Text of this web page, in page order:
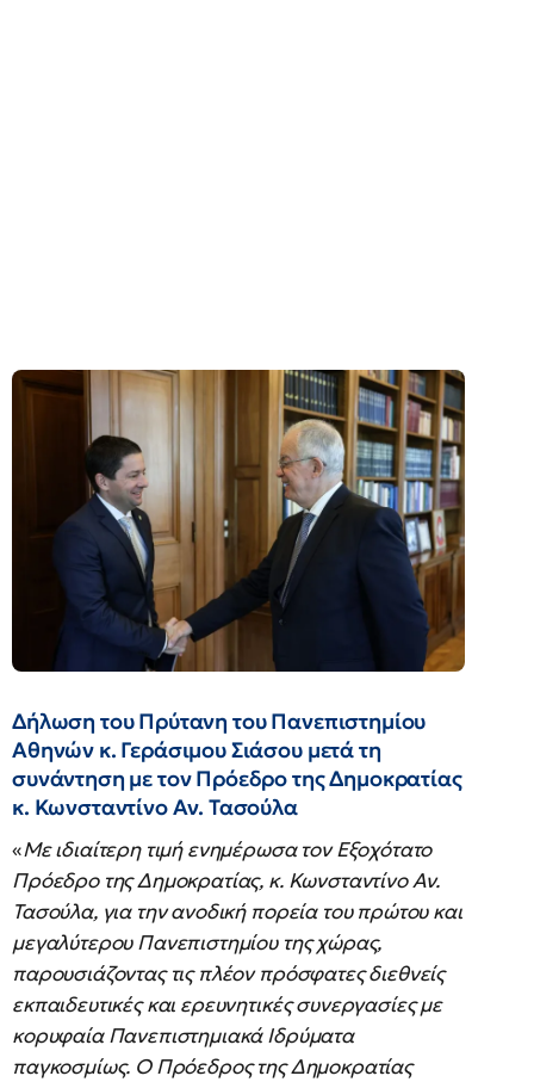
Δήλωση του Πρύτανη του Πανεπιστημίου
Αθηνών κ. Γεράσιμου Σιάσου μετά τη
συνάντηση με τον Πρόεδρο της Δημοκρατίας
κ. Κωνσταντίνο Αν. Τασούλα
«Με ιδιαίτερη τιμή ενημέρωσα τον Εξοχότατο
Πρόεδρο της Δημοκρατίας, κ. Κωνσταντίνο Αν.
Τασούλα, για την ανοδική πορεία του πρώτου και
μεγαλύτερου Πανεπιστημίου της χώρας,
παρουσιάζοντας τις πλέον πρόσφατες διεθνείς
εκπαιδευτικές και ερευνητικές συνεργασίες με
κορυφαία Πανεπιστημιακά Ιδρύματα
παγκοσμίως. Ο Πρόεδρος της Δημοκρατίας